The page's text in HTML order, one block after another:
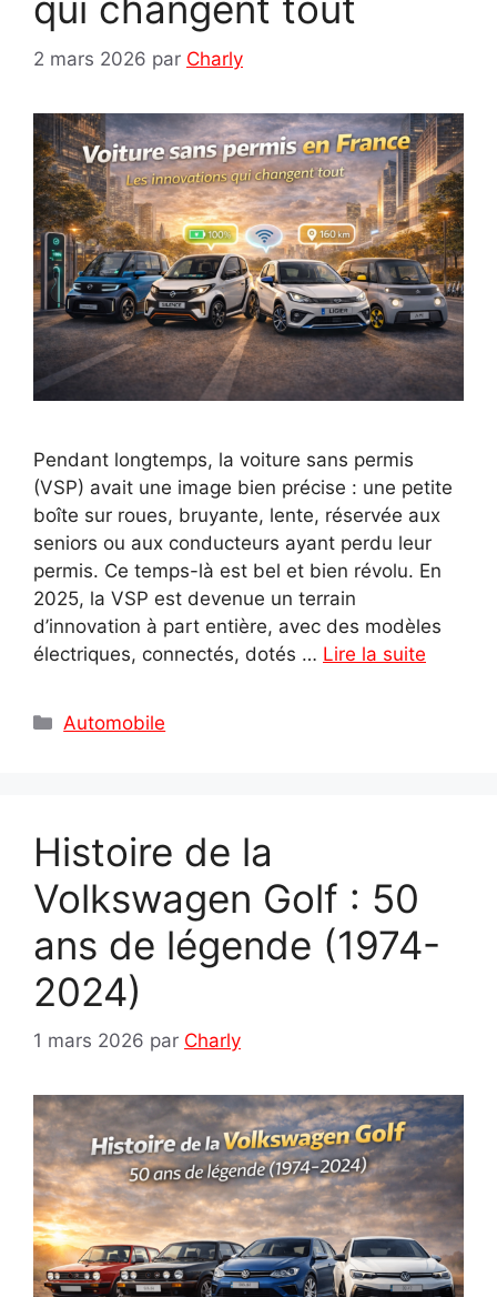
2 mars 2026 par Charly
Pendant longtemps, la voiture sans permis
(VSP) avait une image bien précise : une petite
boîte sur roues, bruyante, lente, réservée aux
seniors ou aux conducteurs ayant perdu leur
permis. Ce temps-là est bel et bien révolu. En
2025, la VSP est devenue un terrain
d’innovation à part entière, avec des modèles
électriques, connectés, dotés … Lire la suite
Catégories
Automobile
Histoire de la
Volkswagen Golf : 50
ans de légende (1974-
2024)
1 mars 2026 par Charly